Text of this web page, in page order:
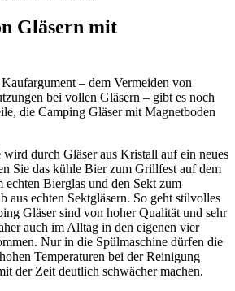
Gläsern mit
– dem Vermeiden von
bei vollen Gläsern – gibt es noch
die Camping Gläser mit Magnetboden
wird durch Gläser aus Kristall auf ein neues
Sie das kühle Bier zum Grillfest auf dem
echten Bierglas und den Sekt zum
aus echten Sektgläsern. So geht stilvolles
Gläser sind von hoher Qualität und sehr
auch im Alltag in den eigenen vier
Nur in die Spülmaschine dürfen die
Temperaturen bei der Reinigung
der Zeit deutlich schwächer machen.